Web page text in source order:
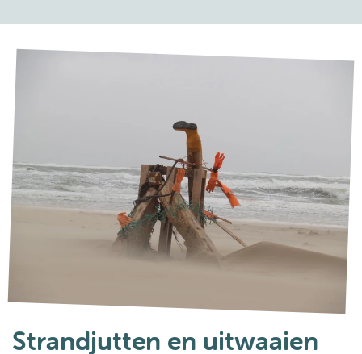
Strandjutten en uitwaaien